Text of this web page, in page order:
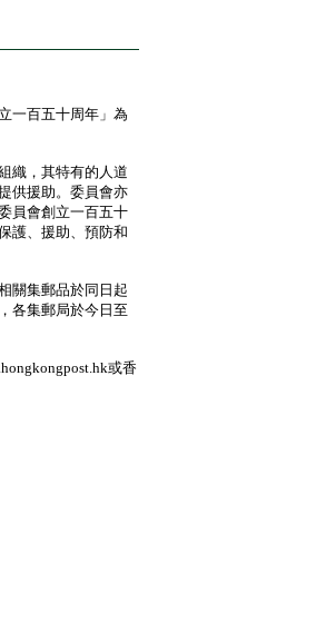
一百五十周年」為
織，其特有的人道
供援助。委員會亦
員會創立一百五十
護、援助、預防和
關集郵品於同日起
各集郵局於今日至
或香